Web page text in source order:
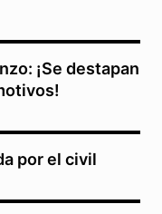
¡Se destapan
por el civil